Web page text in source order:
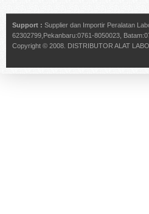
Support : Supplier dan Importir Peralatan
62302799,Pekanbaru:0761-8050023,
Copyright © 2008. DISTRIBUTOR ALAT